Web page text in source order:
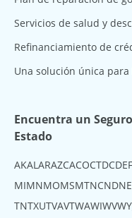
Servicios de salud y
Refinanciamiento de
Una solución única para
Encuentra un
Estado
AKAL ARAZCACOCTDCDE
MIMNMOMSMTNCNDNE
TNTXUTVAVTWAWIWVWY